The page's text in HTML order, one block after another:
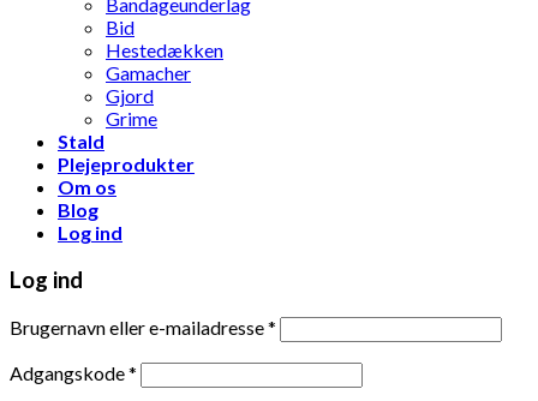
Bid
Hestedækken
Gamacher
Gjord
Grime
Stald
Plejeprodukter
Om os
Blog
Log ind
Log ind
Brugernavn eller e-mailadresse*
Adgangskode*